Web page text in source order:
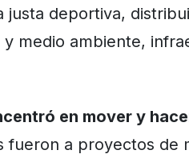
justa deportiva,
medio ambiente,
en mover y
fueron a proyectos de